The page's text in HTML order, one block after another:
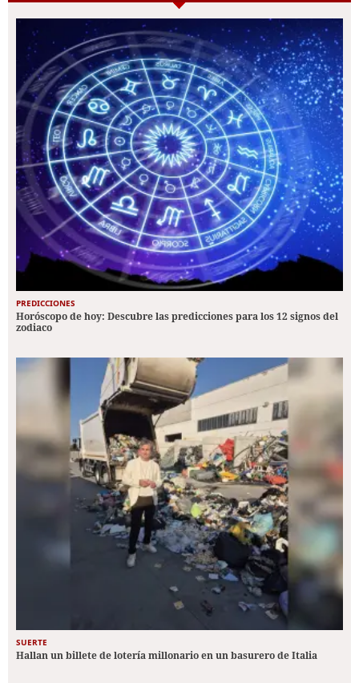
PREDICCIONES
Horóscopo de hoy: Descubre las predicciones para los 12 signos del
zodiaco
SUERTE
Hallan un billete de lotería millonario en un basurero de Italia